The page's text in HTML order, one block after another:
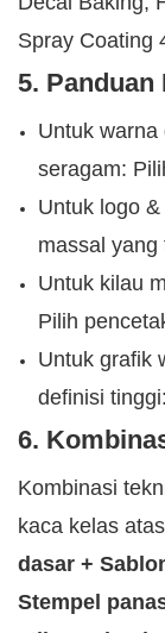
5. Panduan
Untuk warna
seragam:
Untuk logo
massal yang
Untuk kilau
Pilih
Untuk grafik
definisi
6.
Kombinasi
kaca kelas
dasar +
Stempel